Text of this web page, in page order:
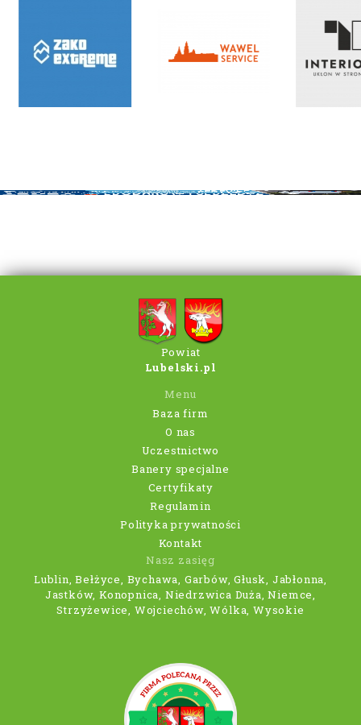
Powiat
Lubelski.pl
Menu
Baza firm
O nas
Uczestnictwo
Banery specjalne
Certyfikaty
Regulamin
Polityka prywatności
Kontakt
Nasz zasięg
Lublin, Bełżyce, Bychawa, Garbów, Głusk, Jabłonna,
Jastków, Konopnica, Niedrzwica Duża, Niemce,
Strzyżewice, Wojciechów, Wólka, Wysokie